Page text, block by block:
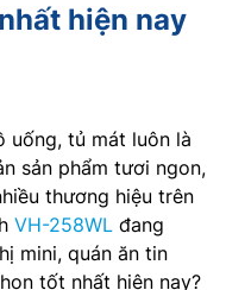
hiện nay
uống, tủ mát luôn là
sản phẩm tươi ngon,
thương hiệu trên
VH-258WL đang
mini, quán ăn tin
tốt nhất hiện nay?